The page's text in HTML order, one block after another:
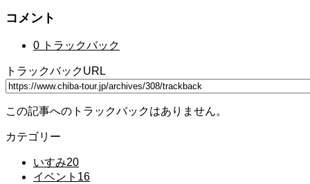
コメント
0 トラックバック
トラックバックURL
この記事へのトラックバックはありません。
カテゴリー
いすみ20
イベント 16